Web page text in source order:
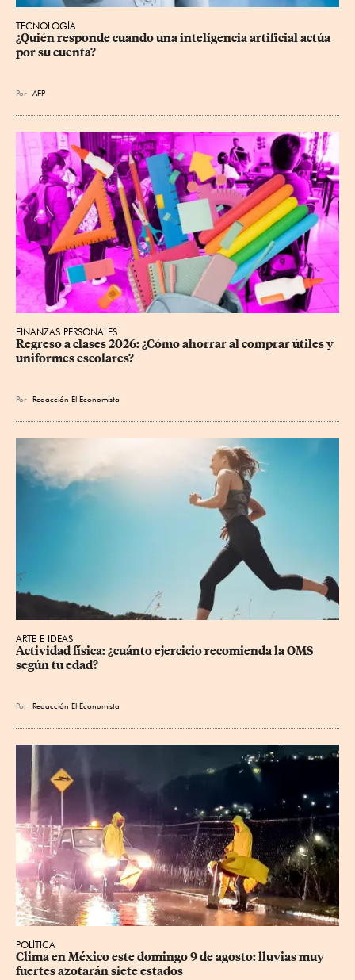
TECNOLOGÍA
¿Quién responde cuando una inteligencia artificial actúa
por su cuenta?
Por AFP
FINANZAS PERSONALES
Regreso a clases 2026: ¿Cómo ahorrar al comprar útiles y
uniformes escolares?
Por Redacción El Economista
ARTE E IDEAS
Actividad física: ¿cuánto ejercicio recomienda la OMS
según tu edad?
Por Redacción El Economista
POLÍTICA
Clima en México este domingo 9 de agosto: lluvias muy
fuertes azotarán siete estados